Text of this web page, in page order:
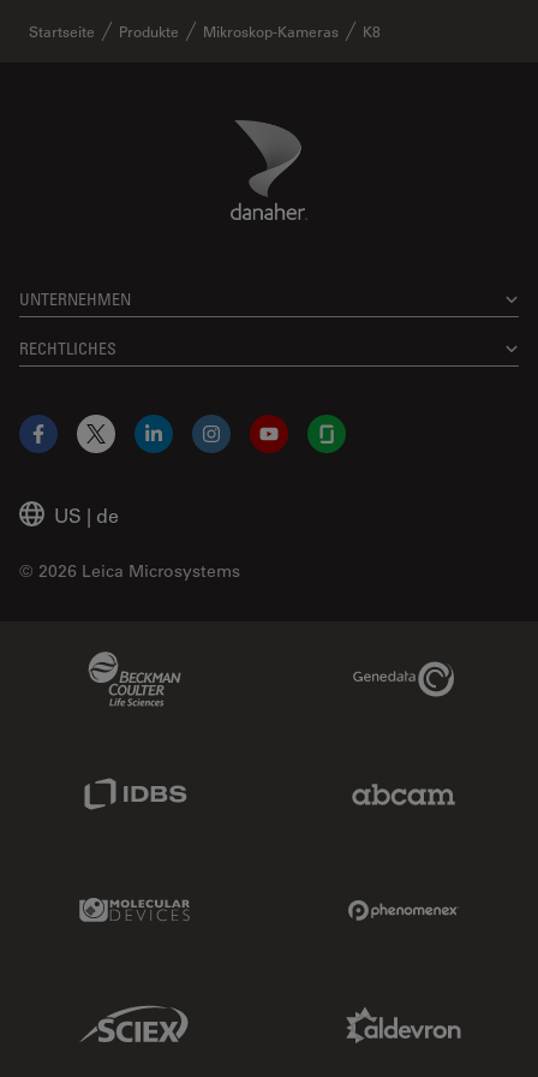
Startseite Produkte Mikroskop-Kameras K8
Danaher Logo
UNTERNEHMEN
RECHTLICHES
US | de
© 2026 Leica Microsystems
Facebook
X LinkedInInstagramYouTubeGlassdoor
Genedata Link
Molecular Devices Link
Sciex Link